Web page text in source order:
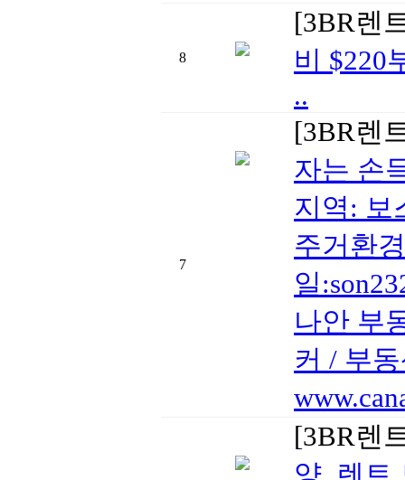
8
[3BR렌
비 $220
..
7
[3BR렌
자는 손
지역: 보
주거환
일
나안 부
커 / 부
[3BR렌